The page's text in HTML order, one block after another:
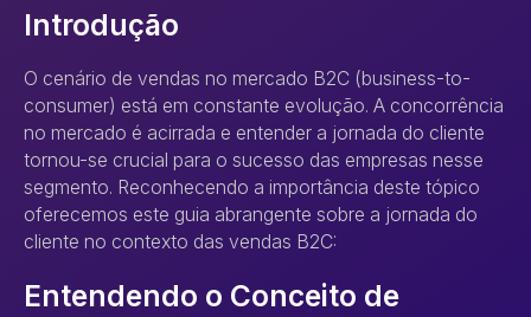
Introdução
O cenário de vendas no mercado B2C (business-to-
consumer) está em constante evolução. A concorrência
no mercado é acirrada e entender a jornada do cliente
tornou-se crucial para o sucesso das empresas nesse
segmento. Reconhecendo a importância deste tópico
oferecemos este guia abrangente sobre a jornada do
cliente no contexto das vendas B2C:
Entendendo o Conceito de